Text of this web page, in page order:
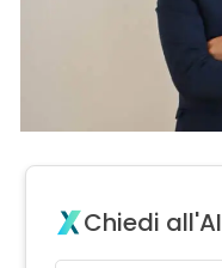
Chiedi all'AI